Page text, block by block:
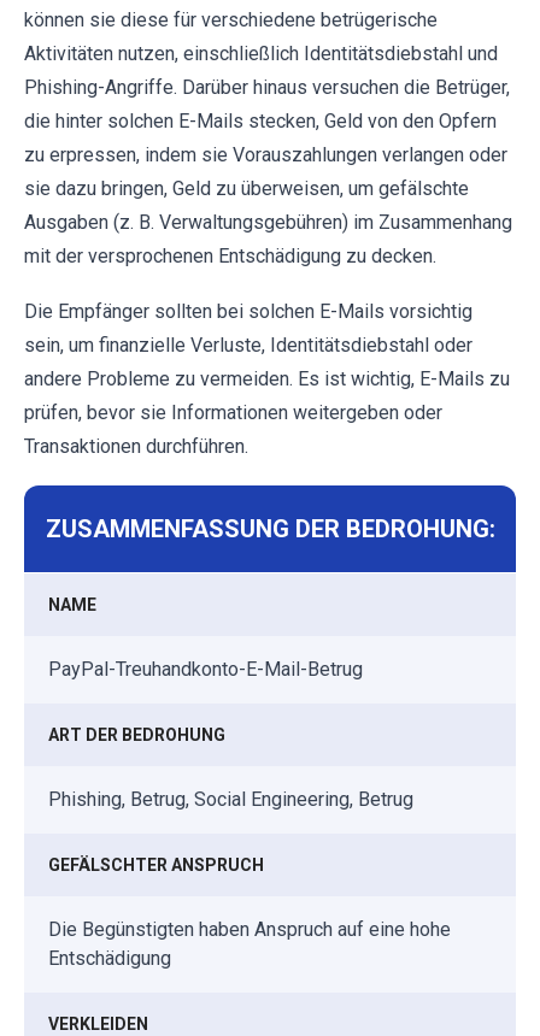
können sie diese für verschiedene betrügerische
Aktivitäten nutzen, einschließlich Identitätsdiebstahl und
Phishing-Angriffe. Darüber hinaus versuchen die Betrüger,
die hinter solchen E-Mails stecken, Geld von den Opfern
zu erpressen, indem sie Vorauszahlungen verlangen oder
sie dazu bringen, Geld zu überweisen, um gefälschte
Ausgaben (z. B. Verwaltungsgebühren) im Zusammenhang
mit der versprochenen Entschädigung zu decken.
Die Empfänger sollten bei solchen E-Mails vorsichtig
sein, um finanzielle Verluste, Identitätsdiebstahl oder
andere Probleme zu vermeiden. Es ist wichtig, E-Mails zu
prüfen, bevor sie Informationen weitergeben oder
Transaktionen durchführen.
ZUSAMMENFASSUNG DER BEDROHUNG:
NAME
PayPal-Treuhandkonto-E-Mail-Betrug
ART DER BEDROHUNG
Phishing, Betrug, Social Engineering, Betrug
GEFÄLSCHTER ANSPRUCH
Die Begünstigten haben Anspruch auf eine hohe
Entschädigung
VERKLEIDEN